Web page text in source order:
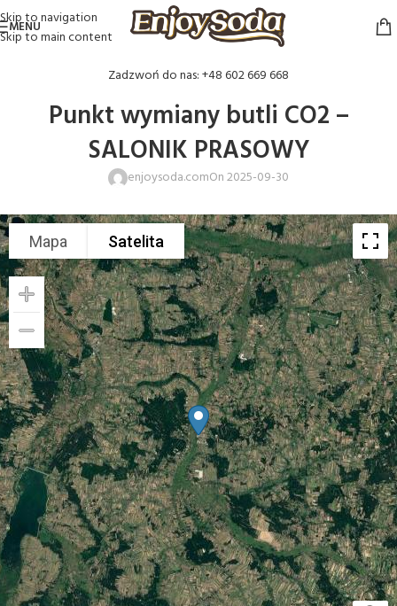
Skip to navigation
Skip to main content
MENU
Zadzwoń do nas: +48 602 669 668
Punkt wymiany butli CO2 –
SALONIK PRASOWY
enjoysoda.comOn 2025-09-30
Mapa Satelita